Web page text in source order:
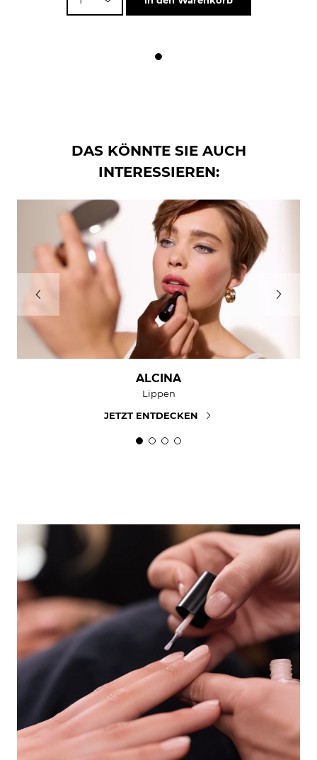
DAS KÖNNTE SIE AUCH
INTERESSIEREN:
ALCINA
Lippen
JETZT ENTDECKEN